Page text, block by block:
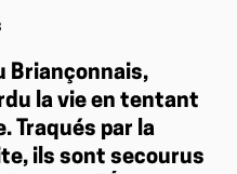
Briançonnais,
la vie en tentant
Traqués par la
ils sont secourus